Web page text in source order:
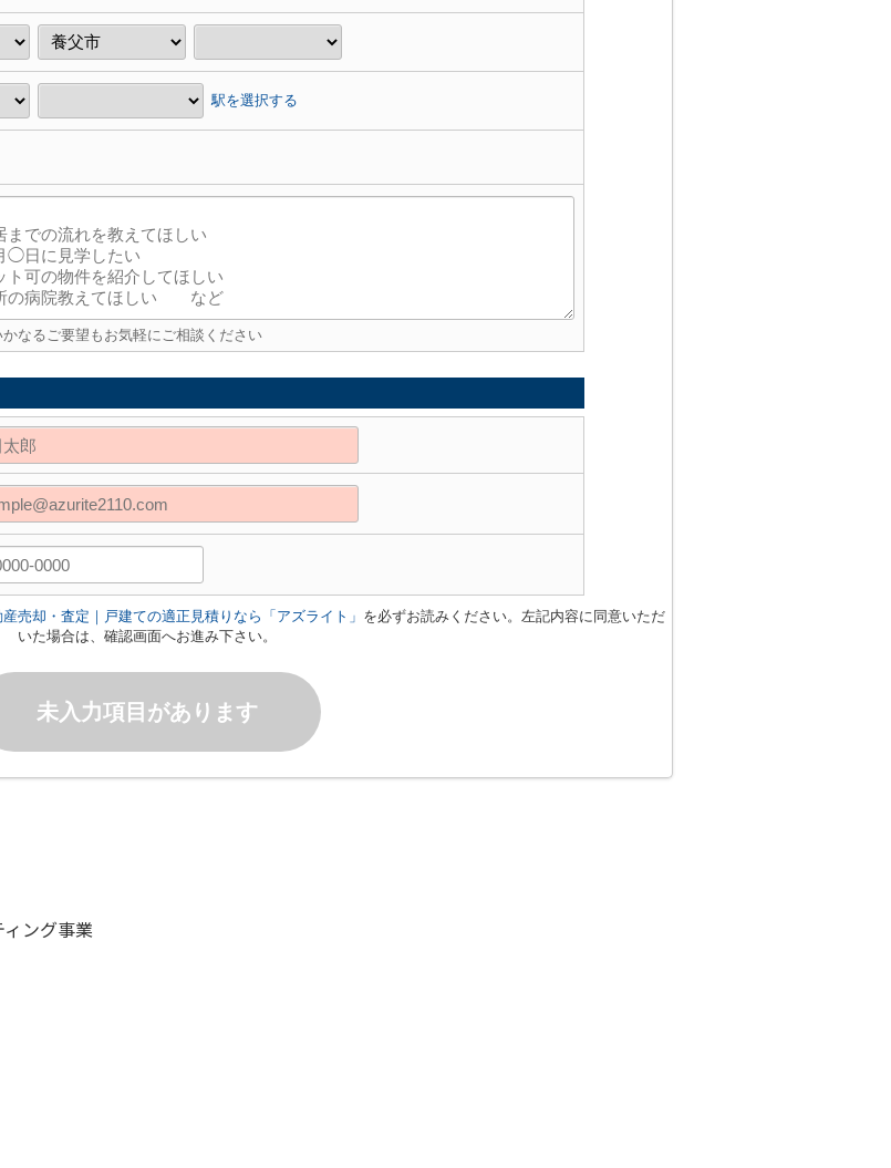
駅を選択する
なるご要望もお気軽にご相談ください
売却・査定｜戸建ての適正見積りなら「アズライト」 を必ずお読みください。左記内容に同意いただ
いた場合は、確認画面へお進み下さい。
未入力項目があります
ング事業